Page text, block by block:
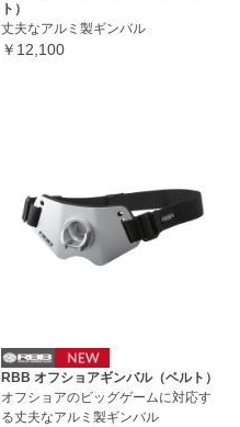
ト）
丈夫なアルミ製ギンバル
￥12,100
RBB オフショアギンバル（ベルト）
オフショアのビッグゲームに対応す
る丈夫なアルミ製ギンバル